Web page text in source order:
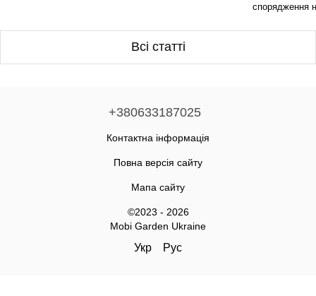
спорядження
Всі статті
+380633187025
Контактна інформація
Повна версія сайту
Мапа сайту
©2023 - 2026
Mobi Garden Ukraine
Укр Рус